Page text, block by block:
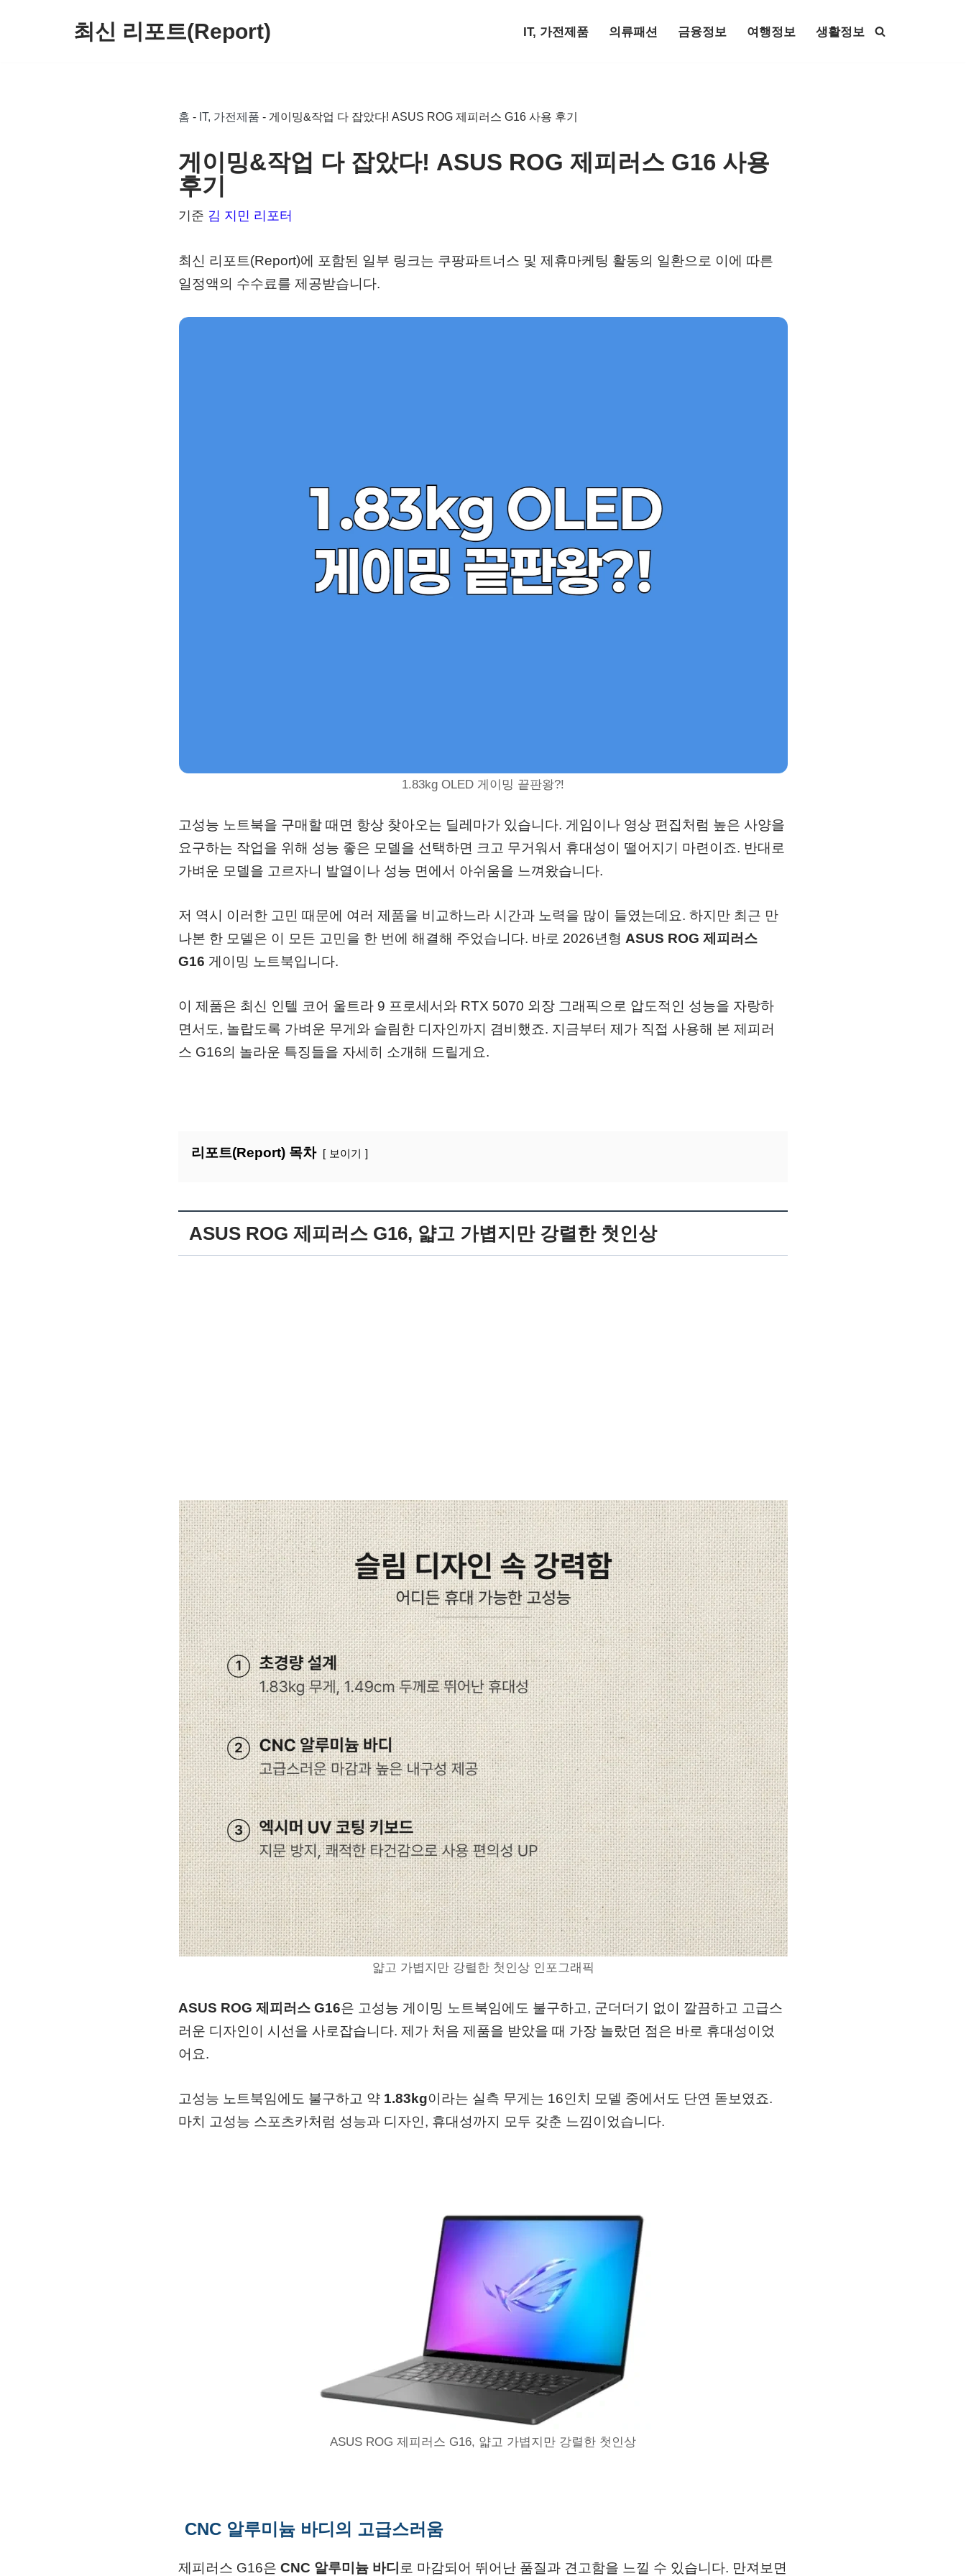
최신 리포트(Report) IT, 가전제품 의류패션 금융정보 여행정보 생활정보
홈 - IT, 가전제품 - 게이밍&작업 다 잡았다! ASUS ROG 제피러스 G16 사용 후기
게이밍&작업 다 잡았다! ASUS ROG 제피러스 G16 사용
후기
기준 김 지민 리포터
최신 리포트(Report)에 포함된 일부 링크는 쿠팡파트너스 및 제휴마케팅 활동의 일환으로 이에 따른
일정액의 수수료를 제공받습니다.
1.83kg OLED 게이밍 끝판왕?!
고성능 노트북을 구매할 때면 항상 찾아오는 딜레마가 있습니다. 게임이나 영상 편집처럼 높은 사양을
요구하는 작업을 위해 성능 좋은 모델을 선택하면 크고 무거워서 휴대성이 떨어지기 마련이죠. 반대로
가벼운 모델을 고르자니 발열이나 성능 면에서 아쉬움을 느껴왔습니다.
저 역시 이러한 고민 때문에 여러 제품을 비교하느라 시간과 노력을 많이 들였는데요. 하지만 최근 만
나본 한 모델은 이 모든 고민을 한 번에 해결해 주었습니다. 바로 2026년형 ASUS ROG 제피러스
G16 게이밍 노트북입니다.
이 제품은 최신 인텔 코어 울트라 9 프로세서와 RTX 5070 외장 그래픽으로 압도적인 성능을 자랑하
면서도, 놀랍도록 가벼운 무게와 슬림한 디자인까지 겸비했죠. 지금부터 제가 직접 사용해 본 제피러
스 G16의 놀라운 특징들을 자세히 소개해 드릴게요.
리포트(Report) 목차 보이기
ASUS ROG 제피러스 G16, 얇고 가볍지만 강렬한 첫인상
얇고 가볍지만 강렬한 첫인상 인포그래픽
ASUS ROG 제피러스 G16은 고성능 게이밍 노트북임에도 불구하고, 군더더기 없이 깔끔하고 고급스
러운 디자인이 시선을 사로잡습니다. 제가 처음 제품을 받았을 때 가장 놀랐던 점은 바로 휴대성이었
어요.
고성능 노트북임에도 불구하고 약 1.83kg이라는 실측 무게는 16인치 모델 중에서도 단연 돋보였죠.
마치 고성능 스포츠카처럼 성능과 디자인, 휴대성까지 모두 갖춘 느낌이었습니다.
ASUS ROG 제피러스 G16, 얇고 가볍지만 강렬한 첫인상
CNC 알루미늄 바디의 고급스러움
제피러스 G16은CNC 알루미늄 바디 로 마감되어 뛰어난 품질과 견고함을 느낄 수 있습니다. 만져보면